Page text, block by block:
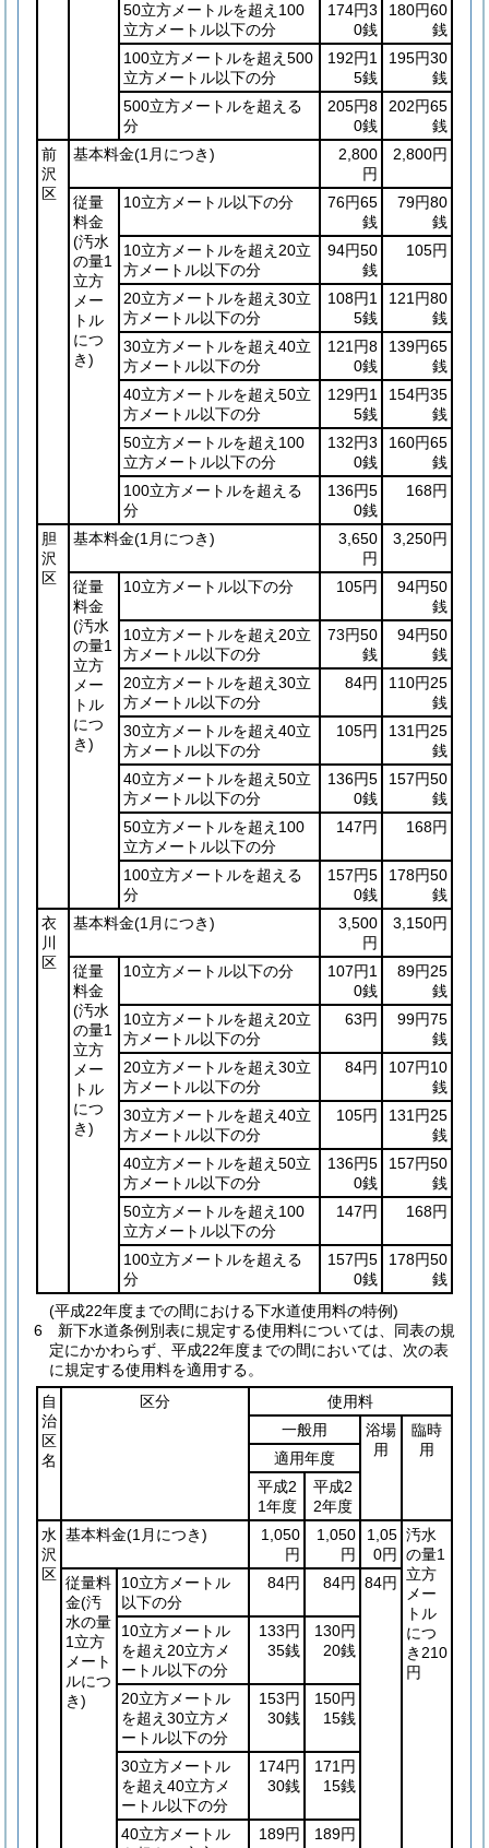
50立方メートルを超え100
立方メートル以下の分
174円3
0銭
180円60
銭
100立方メートルを超え500
立方メートル以下の分
192円1
5銭
195円30
銭
500立方メートルを超える
分
205円8
0銭
202円65
銭
前
沢
区
基本料金(1月につき)
2,800
円
2,800円
従量
料金
(汚水
の量1
立方
メー
トル
につ
き)
10立方メートル以下の分
76円65
銭
79円80
銭
10立方メートルを超え20立
方メートル以下の分
94円50
銭
105円
20立方メートルを超え30立
方メートル以下の分
108円1
5銭
121円80
銭
30立方メートルを超え40立
方メートル以下の分
121円8
0銭
139円65
銭
40立方メートルを超え50立
方メートル以下の分
129円1
5銭
154円35
銭
50立方メートルを超え100
立方メートル以下の分
132円3
0銭
160円65
銭
100立方メートルを超える
分
136円5
0銭
168円
胆
沢
区
基本料金(1月につき)
3,650
円
3,250円
従量
料金
(汚水
の量1
立方
メー
トル
につ
き)
10立方メートル以下の分 105円
94円50
銭
10立方メートルを超え20立
方メートル以下の分
73円50
銭
94円50
銭
20立方メートルを超え30立
方メートル以下の分
84円
110円25
銭
30立方メートルを超え40立
方メートル以下の分
105円
131円25
銭
40立方メートルを超え50立
方メートル以下の分
136円5
0銭
157円50
銭
50立方メートルを超え100
立方メートル以下の分
147円 168円
100立方メートルを超える
分
157円5
0銭
178円50
銭
衣
川
区
基本料金(1月につき)
3,500
円
3,150円
従量
料金
(汚水
の量1
立方
メー
トル
につ
き)
10立方メートル以下の分
107円1
0銭
89円25
銭
10立方メートルを超え20立
方メートル以下の分
63円
99円75
銭
20立方メートルを超え30立
方メートル以下の分
84円
107円10
銭
30立方メートルを超え40立
方メートル以下の分
105円
131円25
銭
40立方メートルを超え50立
方メートル以下の分
136円5
0銭
157円50
銭
50立方メートルを超え100
立方メートル以下の分
147円 168円
100立方メートルを超える
分
157円5
0銭
178円50
銭
(平成22年度までの間における下水道使用料の特例)
6
新下水道条例別表に規定する使用料については、同表の規
定にかかわらず、平成22年度までの間においては、次の表
に規定する使用料を適用する。
自
治
区
名
区分
使用料
一般用
浴場
用
臨時
用
適用年度
平成2
1年度
平成2
2年度
水
沢
区
基本料金(1月につき)
1,050
円
1,050
円
1,05
0円
汚水
の量1
立方
メー
トル
につ
き210
円
従量料
金(汚
水の量
1立方
メート
ルにつ
き)
10立方メートル
以下の分
84円 84円 84円
10立方メートル
を超え20立方メ
ートル以下の分
133円
35銭
130円
20銭
20立方メートル
を超え30立方メ
ートル以下の分
153円
30銭
150円
15銭
30立方メートル
を超え40立方メ
ートル以下の分
174円
30銭
171円
15銭
40立方メートル
189円 189円